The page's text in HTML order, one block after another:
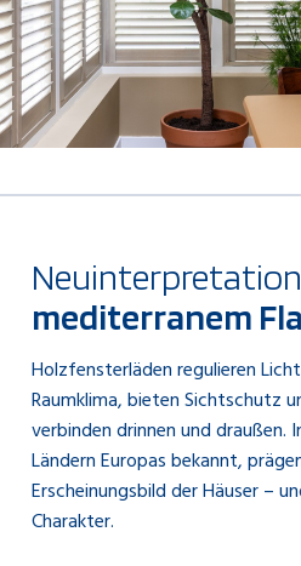
mediterranem
Holzfensterläden regulieren
Raumklima, bieten Sichtschutz
verbinden drinnen und draußen.
Ländern Europas bekannt,
Erscheinungsbild der Häuser –
Charakter.